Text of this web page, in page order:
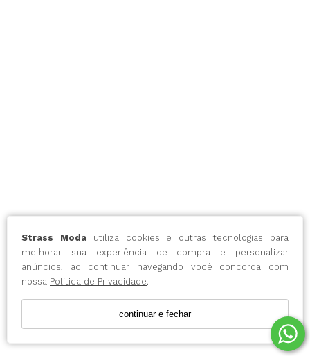
Strass Modautiliza cookies e outras tecnologias para
melhorar sua experiência de compra e personalizar
anúncios, ao continuar navegando você concorda com
nossa Política de Privacidade.
continuar e fechar